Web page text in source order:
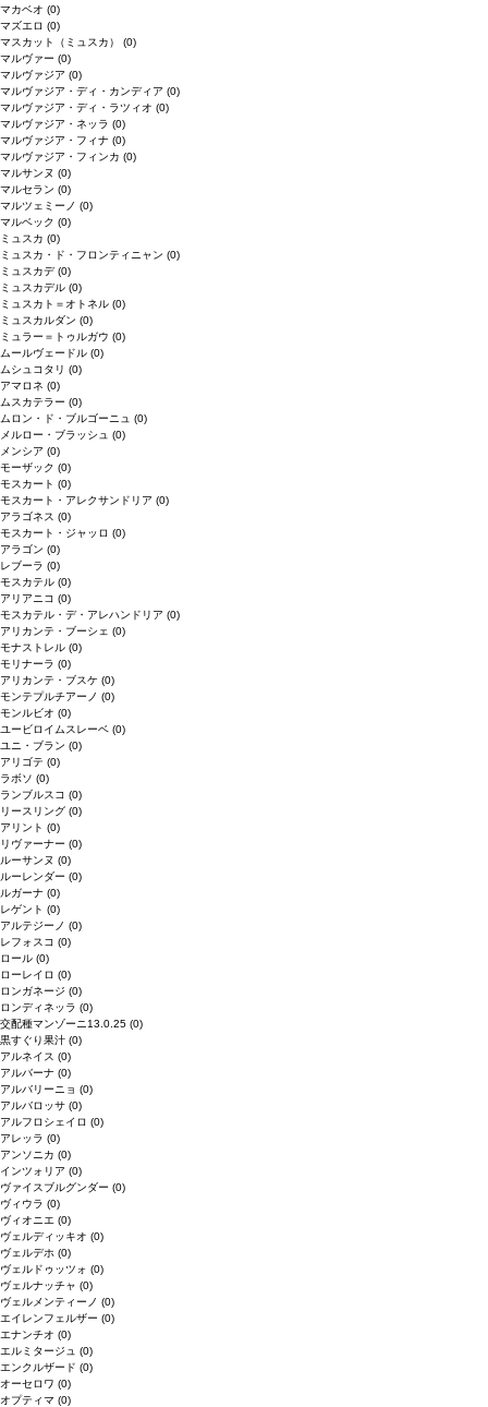
マカベオ (0)
マズエロ (0)
マスカット（ミュスカ） (0)
マルヴァー (0)
マルヴァジア (0)
マルヴァジア・ディ・カンディア (0)
マルヴァジア・ディ・ラツィオ (0)
マルヴァジア・ネッラ (0)
マルヴァジア・フィナ (0)
マルヴァジア・フィンカ (0)
マルサンヌ (0)
マルセラン (0)
マルツェミーノ (0)
マルベック (0)
ミュスカ (0)
ミュスカ・ド・フロンティニャン (0)
ミュスカデ(0)
ミュスカデル (0)
ミュスカト＝オトネル (0)
ミュスカルダン (0)
ミュラー＝トゥルガウ (0)
ムールヴェードル (0)
ムシュコタリ (0)
アマロネ (0)
ムスカテラー (0)
ムロン・ド・ブルゴーニュ (0)
メルロー・ブラッシュ (0)
メンシア (0)
モーザック (0)
モスカート (0)
モスカート・アレクサンドリア (0)
アラゴネス (0)
モスカート・ジャッロ (0)
アラゴン (0)
レブーラ (0)
モスカテル (0)
アリアニコ (0)
モスカテル・デ・アレハンドリア (0)
アリカンテ・ブーシェ (0)
モナストレル (0)
モリナーラ (0)
アリカンテ・ブスケ (0)
モンテプルチアーノ (0)
モンルビオ (0)
ユービロイムスレーベ (0)
ユニ・ブラン (0)
アリゴテ (0)
ラボソ (0)
ランブルスコ (0)
リースリング (0)
アリント (0)
リヴァーナー (0)
ルーサンヌ (0)
ルーレンダー (0)
ルガーナ (0)
レゲント (0)
アルテジーノ (0)
レフォスコ (0)
ロール (0)
ローレイロ (0)
ロンガネージ (0)
ロンディネッラ (0)
交配種マンゾーニ13.0.25 (0)
黒すぐり果汁 (0)
アルネイス (0)
アルバーナ (0)
アルバリーニョ (0)
アルバロッサ (0)
アルフロシェイロ (0)
アレッラ (0)
アンソニカ (0)
インツォリア (0)
ヴァイスブルグンダー (0)
ヴィウラ (0)
ヴィオニエ (0)
ヴェルディッキオ (0)
ヴェルデホ (0)
ヴェルドゥッツォ (0)
ヴェルナッチャ (0)
ヴェルメンティーノ (0)
エイレンフェルザー (0)
エナンチオ (0)
エルミタージュ (0)
エンクルザード (0)
オーセロワ (0)
オプティマ (0)